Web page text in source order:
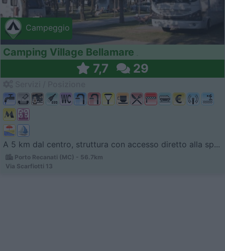
Campeggio
Camping Village Bellamare
7,7 29
A 5 km dal centro, struttura con accesso diretto alla sp...
Porto Recanati (MC) - 56.7km
Via Scarfiotti 13